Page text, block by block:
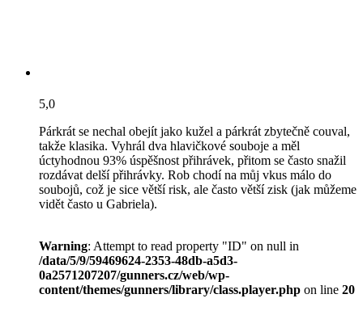
5,0
Párkrát se nechal obejít jako kužel a párkrát zbytečně couval,
takže klasika. Vyhrál dva hlavičkové souboje a měl
úctyhodnou 93% úspěšnost přihrávek, přitom se často snažil
rozdávat delší přihrávky. Rob chodí na můj vkus málo do
soubojů, což je sice větší risk, ale často větší zisk (jak můžeme
vidět často u Gabriela).
Warning: Attempt to read property "ID" on null in
/data/5/9/59469624-2353-48db-a5d3-
0a2571207207/gunners.cz/web/wp-
content/themes/gunners/library/class.player.php on line 20